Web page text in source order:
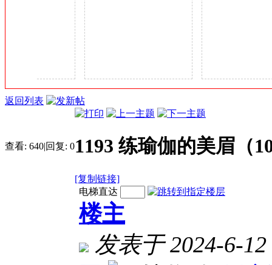
返回列表
查看: 640|回复: 01193 练瑜伽的美眉（
[复制链接]
电梯直达
楼主
发表于 2024-6-